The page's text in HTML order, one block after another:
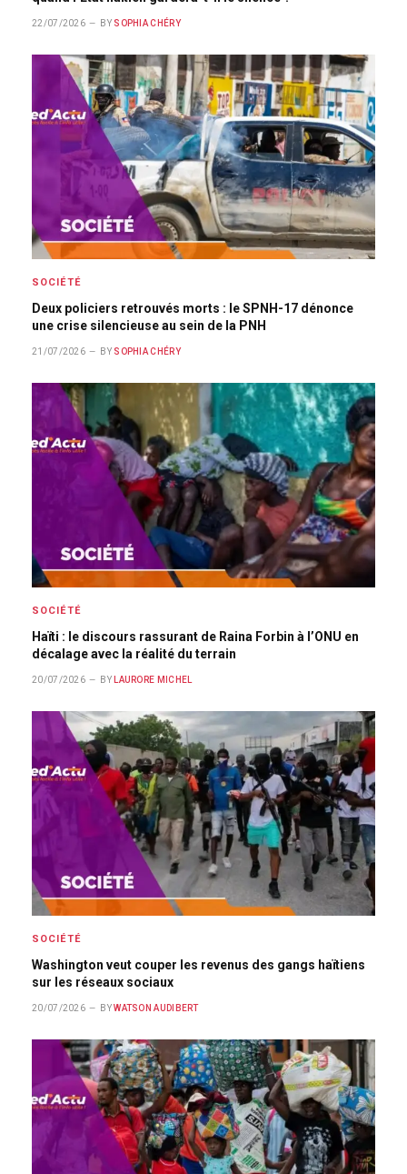
22/07/2026 BY SOPHIA CHÉRY
SOCIÉTÉ
Deux policiers retrouvés morts : le SPNH-17 dénonce
une crise silencieuse au sein de la PNH
21/07/2026 BY SOPHIA CHÉRY
SOCIÉTÉ
Haïti : le discours rassurant de Raina Forbin à l’ONU en
décalage avec la réalité du terrain
20/07/2026 BY LAURORE MICHEL
SOCIÉTÉ
Washington veut couper les revenus des gangs haïtiens
sur les réseaux sociaux
20/07/2026 BY WATSON AUDIBERT